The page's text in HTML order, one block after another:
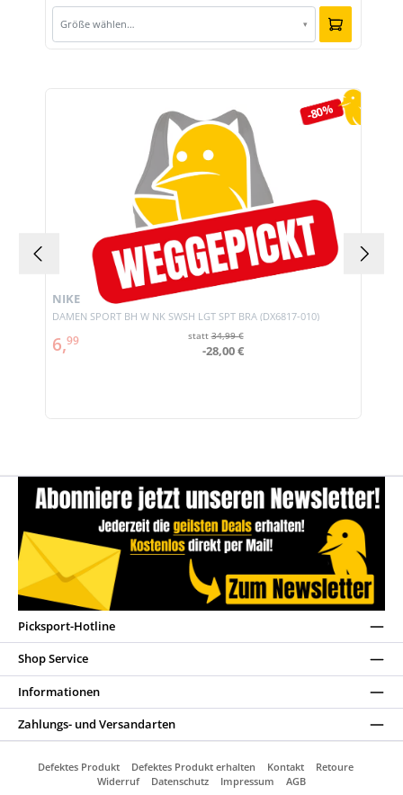
Größe wählen… ▾
-80%
DAMEN SPORT BH W NK SWSH LGT SPT BRA (DX6817-010)
NIKE
6,99 statt34,99 €
-28,00 €
Picksport-Hotline
Shop Service
Informationen
Zahlungs- und Versandarten
Defektes Produkt Defektes Produkt erhalten Kontakt
Retoure
Widerruf
Datenschutz Impressum AGB